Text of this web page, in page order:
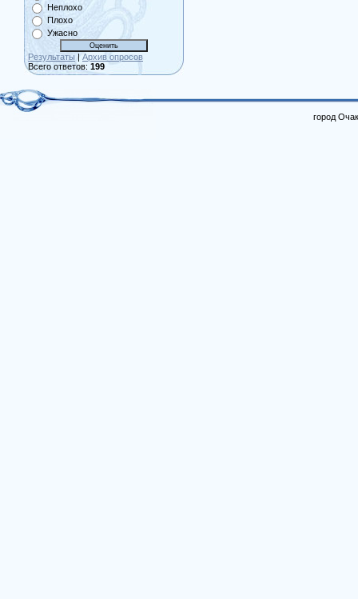
Неплохо
Плохо
Ужасно
Результаты | Архив опросов
Всего ответов: 199
город